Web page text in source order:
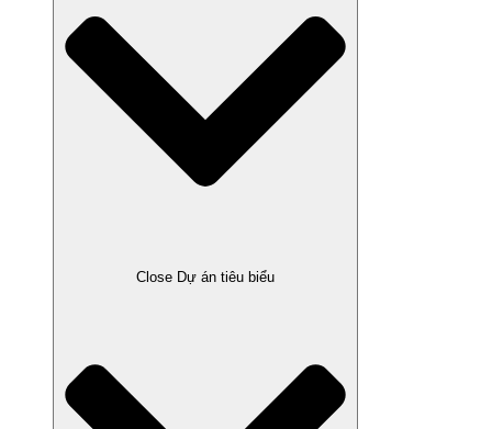
Close Dự án tiêu biểu